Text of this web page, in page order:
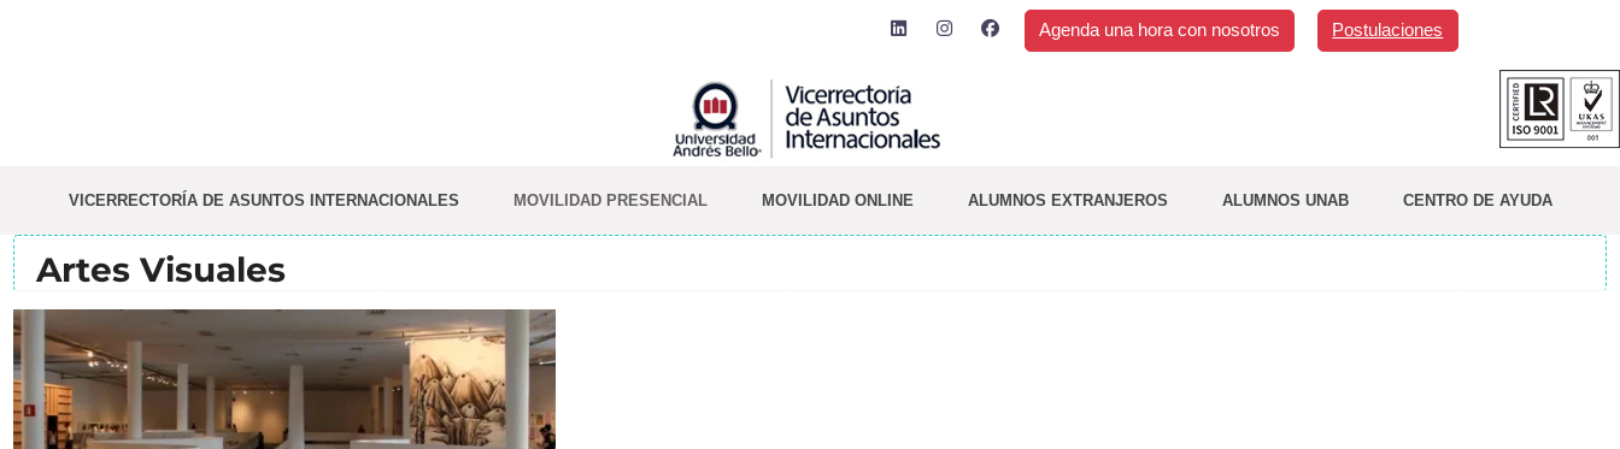
Agenda una hora con nosotros Postulaciones
VICERRECTORÍA DE ASUNTOS INTERNACIONALES MOVILIDAD PRESENCIAL MOVILIDAD ONLINE ALUMNOS EXTRANJEROS ALUMNOS UNAB CENTRO DE AYUDA
Artes Visuales